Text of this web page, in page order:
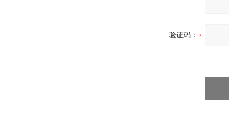
验证码：